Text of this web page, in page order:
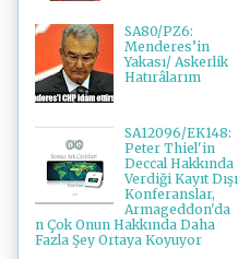
SA80/PZ6:
Menderes’in
Yakası/ Askerlik
Hatırâlarım
SA12096/EK148:
Peter Thiel'in
Deccal Hakkında
Verdiği Kayıt Dışı
Konferanslar,
Armageddon'da
n Çok Onun Hakkında Daha
Fazla Şey Ortaya Koyuyor